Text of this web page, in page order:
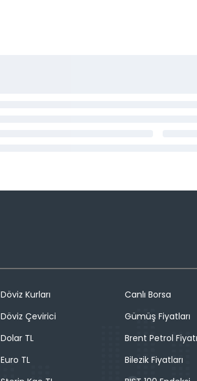
Döviz Kurları
Döviz Çevirici
Dolar TL
Euro TL
Canlı Borsa
Gümüş Fiyatları
Brent Petrol Fiyatı
Bilezik Fiyatları